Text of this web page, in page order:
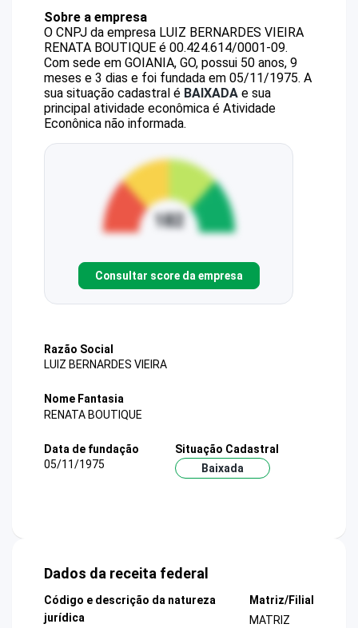
Sobre a empresa
O CNPJ da empresa LUIZ BERNARDES VIEIRA
RENATA BOUTIQUE é 00.424.614/0001-09.
Com sede em GOIANIA, GO, possui 50 anos, 9
meses e 3 dias e foi fundada em 05/11/1975. A
sua situação cadastral é BAIXADA e sua
principal atividade econômica é Atividade
Econônica não informada.
Consultar score da empresa
Razão Social
LUIZ BERNARDES VIEIRA
Nome Fantasia
RENATA BOUTIQUE
Data de fundação
05/11/1975
Situação Cadastral
Baixada
Dados da receita federal
Código e descrição da natureza
jurídica
Matriz/Filial
MATRIZ